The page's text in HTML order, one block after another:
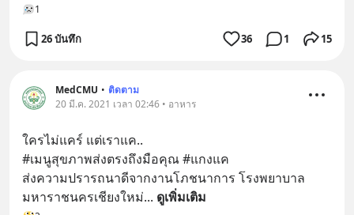
1
26 บันทึก 36 1 15
MedCMU • ติดตาม
20 มี.ค. 2021 เวลา 02:46 • อาหาร
ใครไม่แคร์ แต่เราแค..
#เมนูสุขภาพส่งตรงถึงมือคุณ #แกงแค
ส่งความปรารถนาดีจากงานโภชนาการ โรงพยาบาล
มหาราชนครเชียงใหม่... ดูเพิ่มเติม